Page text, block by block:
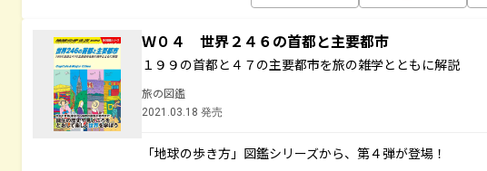
Ｗ０４ 世界２４６の首都と主要都市
１９９の首都と４７の主要都市を旅の雑学とともに解説
旅の図鑑
2021.03.18 発売
「地球の歩き方」図鑑シリーズから、第４弾が登場！